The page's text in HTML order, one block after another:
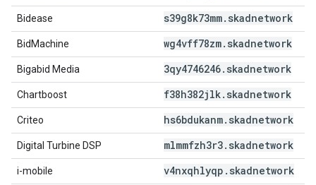
Bidease s39g8k73mm. skadnetwork
BidMachine wg4vff78zm. skadnetwork
Bigabid Media 3qy4746246. skadnetwork
Chartboost f38h382jlk. skadnetwork
Criteo hs6bdukanm. skadnetwork
Digital Turbine DSP mlmmfzh3r3. skadnetwork
i-mobile v4nxqhlyqp . skadnetwork